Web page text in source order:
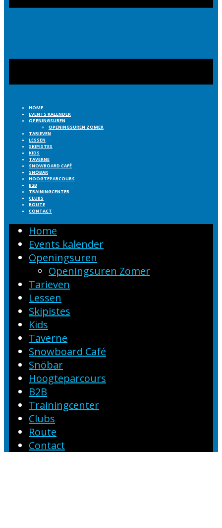
HOME
EVENTS KALENDER
OPENINGSUREN
OPENINGSUREN ZOMER
TARIEVEN
LESSEN
SKIPISTES
KIDS
TAVERNE
SNOWBOARD CAFÉ
SNÖBAR
HOOGTEPARCOURS
B2B
TRAININGCENTER
CLUBS
ROUTE
CONTACT
Home
Events kalender
Openingsuren
Openingsuren Zomer
Tarieven
Lessen
Skipistes
Kids
Taverne
Snowboard Café
Snöbar
Hoogteparcours
B2B
Trainingcenter
Clubs
Route
Contact